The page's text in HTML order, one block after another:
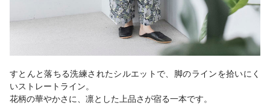
すとんと落ちる洗練されたシルエットで、脚のラインを拾いにく
いストレートライン。
花柄の華やかさに、凛とした上品さが宿る一本です。